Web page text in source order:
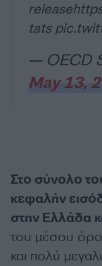
release
tats
— OECD
May 13,
Στο σύνολο
κεφαλήν
στην Ελλάδα
του μέσου
και πολύ